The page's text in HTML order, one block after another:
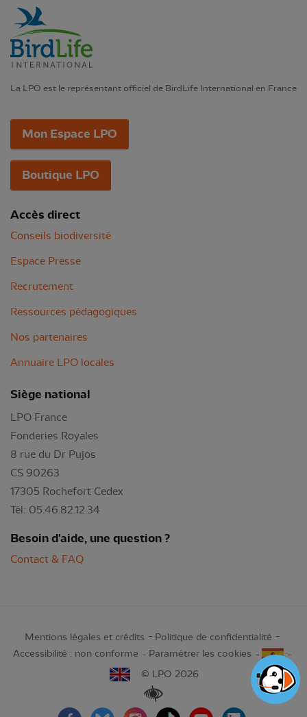
La LPO est le représentant officiel de BirdLife International en France
Mon Espace LPO
Boutique LPO
Accès direct
Conseils biodiversité
Espace Presse
Recrutement
Ressources pédagogiques
Nos partenaires
Annuaire LPO locales
Siège national
LPO France
Fonderies Royales
8 rue du Dr Pujos
CS 90263
17305 Rochefort Cedex
Tél: 05.46.82.12.34
Besoin d'aide, une question ?
Contact & FAQ
Mentions légales et crédits
Politique de confidentialité
Accessibilité : non conforme
Paramétrer les cookies
© LPO 2026
Renforcer les contrastes